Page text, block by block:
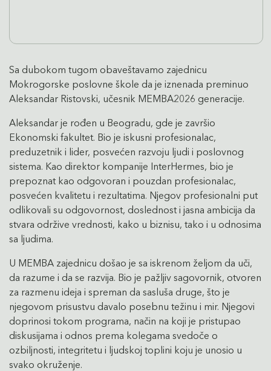
Sa dubokom tugom obaveštavamo zajednicu
Mokrogorske poslovne škole da je iznenada preminuo
Aleksandar Ristovski, učesnik MEMBA2026 generacije.
Aleksandar je rođen u Beogradu, gde je završio
Ekonomski fakultet. Bio je iskusni profesionalac,
preduzetnik i lider, posvećen razvoju ljudi i poslovnog
sistema. Kao direktor kompanije InterHermes, bio je
prepoznat kao odgovoran i pouzdan profesionalac,
posvećen kvalitetu i rezultatima. Njegov profesionalni put
odlikovali su odgovornost, doslednost i jasna ambicija da
stvara održive vrednosti, kako u biznisu, tako i u odnosima
sa ljudima.
U MEMBA zajednicu došao je sa iskrenom željom da uči,
da razume i da se razvija. Bio je pažljiv sagovornik, otvoren
za razmenu ideja i spreman da sasluša druge, što je
njegovom prisustvu davalo posebnu težinu i mir. Njegovi
doprinosi tokom programa, način na koji je pristupao
diskusijama i odnos prema kolegama svedoče o
ozbiljnosti, integritetu i ljudskoj toplini koju je unosio u
svako okruženje.